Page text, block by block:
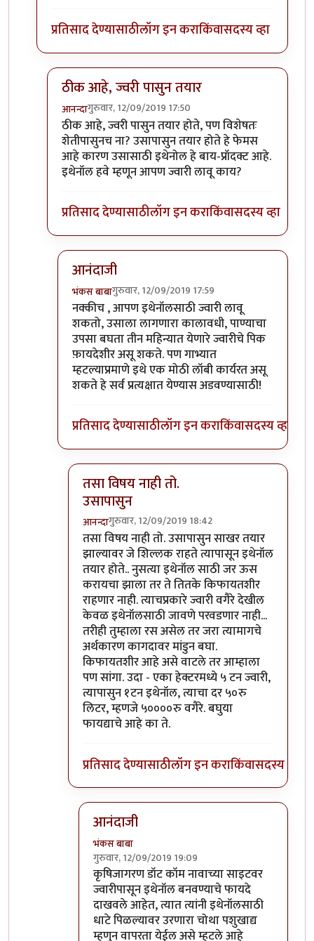
प्रतिसाद देण्यासाठीलॉग इन कराकिंवासदस्य व्हा
ठीक आहे, ज्वरी पासुन तयार
आनन्दागुरुवार, 12/09/2019 17:50
In reply toखरे साहेब,byभंकस बाबा
ठीक आहे, ज्वरी पासुन तयार होते, पण विशेषतः
शेतीपासुनच ना? उसापासुन तयार होते हे फेमस
आहे कारण उसासाठी इथेनोल हे बाय-प्रॉदक्ट आहे.
इथेनॉल हवे म्हणून आपण ज्वारी लावू काय?
प्रतिसाद देण्यासाठीलॉग इन कराकिंवासदस्य व्हा
आनंदाजी
भंकस बाबागुरुवार, 12/09/2019 17:59
In reply toठीक आहे, ज्वरी पासुन तयार
नक्कीच , आपण इथेनॉलसाठी ज्वारी लावू
शकतो, उसाला लागणारा कालावधी, पाण्याचा
उपसा बघता तीन महिन्यात येणारे ज्वारीचे पिक
फ़ायदेशीर असू शकते. पण गाभ्यात
म्हटल्याप्रमाणे इथे एक मोठी लॉबी कार्यरत असू
शकते हे सर्व प्रत्यक्षात येण्यास अडवण्यासाठी!
प्रतिसाद देण्यासाठीलॉग इन कराकिंवासदस्य व्हा
तसा विषय नाही तो.
उसापासुन
आनन्दागुरुवार, 12/09/2019 18:42
In reply toआनंदाजीbyभंकस बाबा
तसा विषय नाही तो. उसापासुन साखर तयार
झाल्यावर जे शिल्लक राहते त्यापासून इथेनॉल
तयार होते.. नुसत्या इथेनॉल साठी जर ऊस
करायचा झाला तर ते तितके किफायतशीर
राहणार नाही. त्याचप्रकारे ज्वारी वगैरे देखील
केवळ इथेनॉलसाठी जावणे परवडणार नाही...
तरीही तुम्हाला रस असेल तर जरा त्यामागचे
अर्थकारण कागदावर मांडुन बघा.
किफायतशीर आहे असे वाटले तर आम्हाला
पण सांगा. उदा - एका हेक्टरमध्ये ५ टन ज्वारी,
त्यापासुन १टन इथेनॉल, त्याचा दर ५०रु
लिटर, म्हणजे ५००००रु वगैरे. बघुया
फायद्याचे आहे का ते.
प्रतिसाद देण्यासाठीलॉग इन कराकिंवासदस्य व्हा
आनंदाजी
भंकस बाबा
गुरुवार, 12/09/2019 19:09
In reply toतसा विषय नाही तो. उसापासुन
कृषिजागरण डॉट कॉम नावाच्या साइटवर
ज्वारीपासून इथेनॉल बनवण्याचे फायदे
दाखवले आहेत, त्यात त्यांनी इथेनॉलसाठी
धाटे पिळल्यावर उरणारा चोथा पशुखाद्य
म्हणुन वापरता येईल असे म्हटले आहे